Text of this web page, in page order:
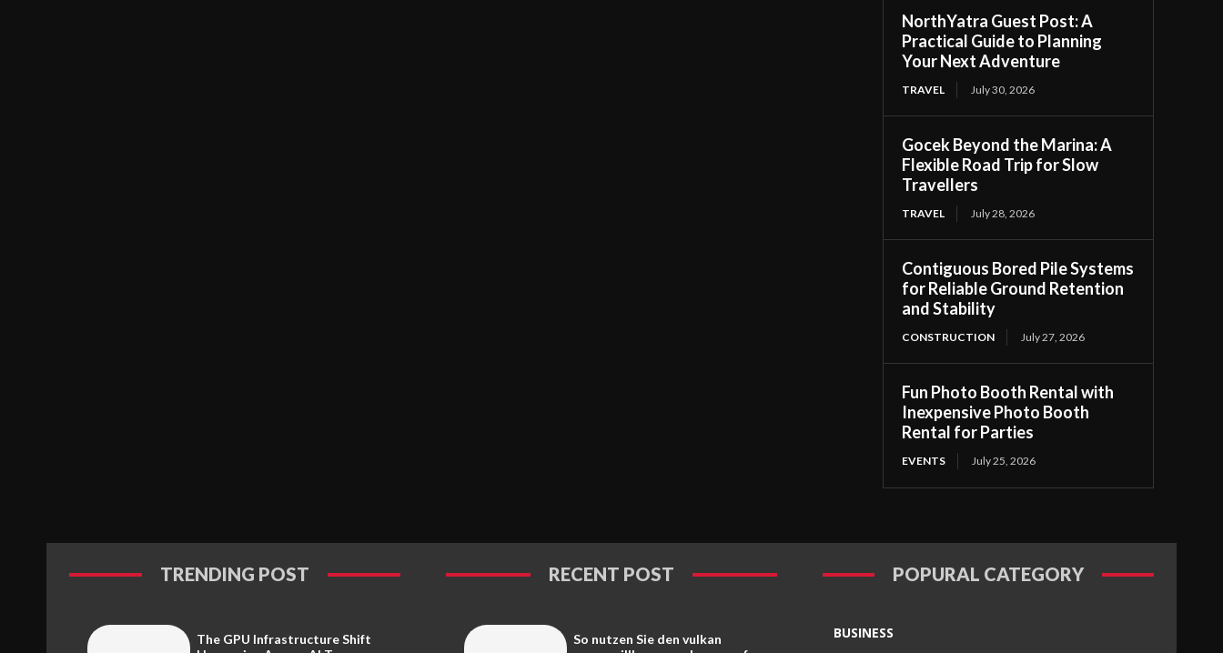
NorthYatra Guest Post: A
Practical Guide to Planning
Your Next Adventure
TRAVEL July 30, 2026
Gocek Beyond the Marina: A
Flexible Road Trip for Slow
Travellers
TRAVEL July 28, 2026
Contiguous Bored Pile Systems
for Reliable Ground Retention
and Stability
CONSTRUCTION July 27, 2026
Fun Photo Booth Rental with
Inexpensive Photo Booth
Rental for Parties
EVENTS July 25, 2026
TRENDING POST
The GPU Infrastructure Shift
RECENT POST
So nutzen Sie den vulkan
POPURAL CATEGORY
BUSINESS